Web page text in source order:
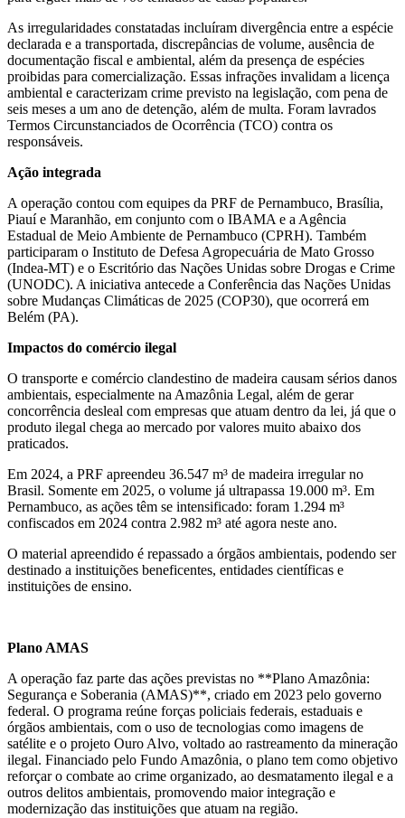
As irregularidades constatadas incluíram divergência entre a espécie
declarada e a transportada, discrepâncias de volume, ausência de
documentação fiscal e ambiental, além da presença de espécies
proibidas para comercialização. Essas infrações invalidam a licença
ambiental e caracterizam crime previsto na legislação, com pena de
seis meses a um ano de detenção, além de multa. Foram lavrados
Termos Circunstanciados de Ocorrência (TCO) contra os
responsáveis.
Ação integrada
A operação contou com equipes da PRF de Pernambuco, Brasília,
Piauí e Maranhão, em conjunto com o IBAMA e a Agência
Estadual de Meio Ambiente de Pernambuco (CPRH). Também
participaram o Instituto de Defesa Agropecuária de Mato Grosso
(Indea-MT) e o Escritório das Nações Unidas sobre Drogas e Crime
(UNODC). A iniciativa antecede a Conferência das Nações Unidas
sobre Mudanças Climáticas de 2025 (COP30), que ocorrerá em
Belém (PA).
Impactos do comércio ilegal
O transporte e comércio clandestino de madeira causam sérios danos
ambientais, especialmente na Amazônia Legal, além de gerar
concorrência desleal com empresas que atuam dentro da lei, já que o
produto ilegal chega ao mercado por valores muito abaixo dos
praticados.
Em 2024, a PRF apreendeu 36.547 m³ de madeira irregular no
Brasil. Somente em 2025, o volume já ultrapassa 19.000 m³. Em
Pernambuco, as ações têm se intensificado: foram 1.294 m³
confiscados em 2024 contra 2.982 m³ até agora neste ano.
O material apreendido é repassado a órgãos ambientais, podendo ser
destinado a instituições beneficentes, entidades científicas e
instituições de ensino.
Plano AMAS
A operação faz parte das ações previstas no **Plano Amazônia:
Segurança e Soberania (AMAS)**, criado em 2023 pelo governo
federal. O programa reúne forças policiais federais, estaduais e
órgãos ambientais, com o uso de tecnologias como imagens de
satélite e o projeto Ouro Alvo, voltado ao rastreamento da mineração
ilegal. Financiado pelo Fundo Amazônia, o plano tem como objetivo
reforçar o combate ao crime organizado, ao desmatamento ilegal e a
outros delitos ambientais, promovendo maior integração e
modernização das instituições que atuam na região.